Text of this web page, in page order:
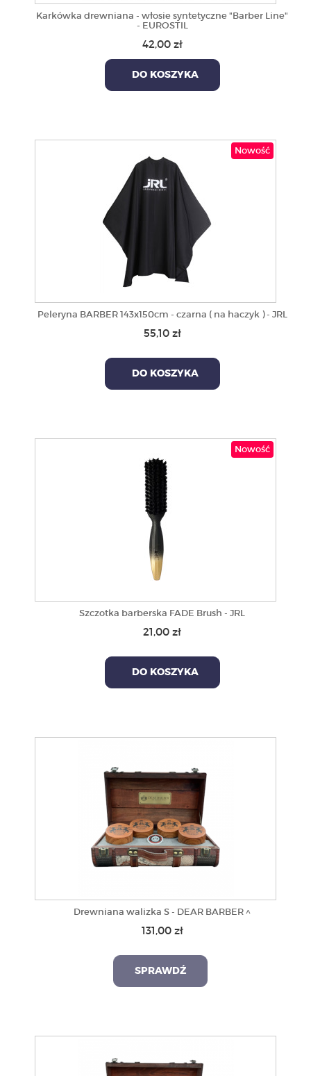
Karkówka drewniana - włosie syntetyczne "Barber Line"
- EUROSTIL
42,00 zł
DO KOSZYKA
Nowość
Peleryna BARBER 143x150cm - czarna ( na haczyk ) - JRL
55,10 zł
DO KOSZYKA
Nowość
Szczotka barberska FADE Brush - JRL
21,00 zł
DO KOSZYKA
Drewniana walizka S - DEAR BARBER ^
131,00 zł
SPRAWDŹ